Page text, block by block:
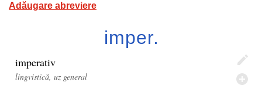
Adăugare abreviere
imper.
imperativ
lingvistică, uz general